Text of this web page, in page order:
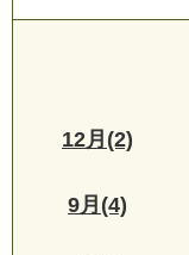
12月(2)
9月(4)